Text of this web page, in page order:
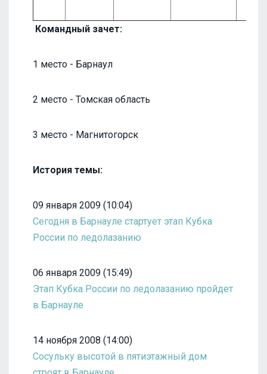
Командный зачет:
1 место - Барнаул
2 место - Томская область
3 место - Магнитогорск
История темы:
09 января 2009 (10:04)
Сегодня в Барнауле стартует этап Кубка
России по ледолазанию
06 января 2009 (15:49)
Этап Кубка России по ледолазанию пройдет
в Барнауле
14 ноября 2008 (14:00)
Сосульку высотой в пятиэтажный дом